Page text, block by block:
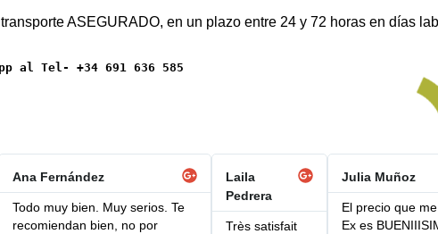
ASEGURADO, en un plazo entre 24 y 72 horas en días
al Tel- +34 691 636 585
Ana Fernández
Todo muy bien. Muy serios. Te
recomiendan bien, no por
Laila
Pedrera
Très satisfait
Julia Muñoz
El precio que
Ex es